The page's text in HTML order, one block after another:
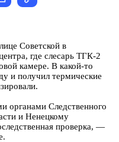
Советской в
где слесарь ТГК-2
камере. В какой-то
и получил термические
органами Следственного
и Ненецкому
проверка, —